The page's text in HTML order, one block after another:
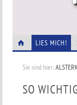
LIES MICH!
Sie sind hier:
SO